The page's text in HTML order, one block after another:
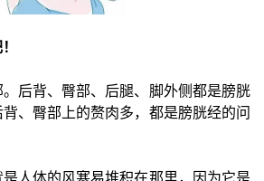
后背、臀部、后腿、脚外侧都是膀胱
、臀部上的赘肉多，都是膀胱经的问
人体的风寒易堆积在那里，因为它是